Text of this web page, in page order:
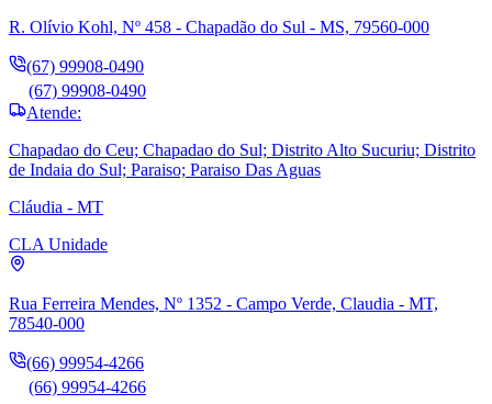
R. Olívio Kohl, Nº 458 - Chapadão do Sul - MS, 79560-000
(67) 99908-0490
(67) 99908-0490
Atende:
Chapadao do Ceu; Chapadao do Sul; Distrito Alto Sucuriu; Distrito
de Indaia do Sul; Paraiso; Paraiso Das Aguas
Cláudia - MT
CLA Unidade
Rua Ferreira Mendes, Nº 1352 - Campo Verde, Claudia - MT,
78540-000
(66) 99954-4266
(66) 99954-4266